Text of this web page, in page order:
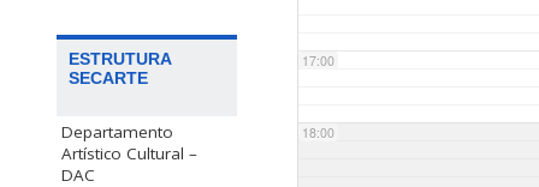
ESTRUTURA
SECARTE
Departamento
Artístico Cultural –
DAC
17:00
18:00